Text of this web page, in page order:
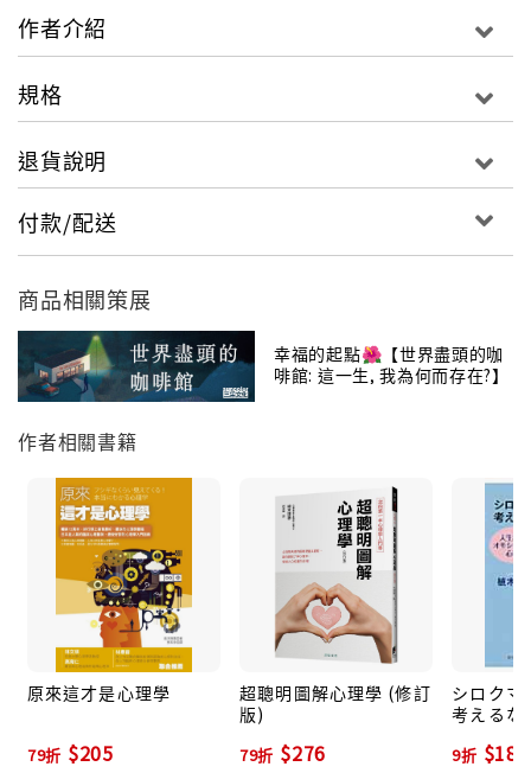
111個將抽象概念視覺化的好懂心理學
解說肉眼看不見的「心理」。111個抽象心理概念化為
從心理學的流派到各家心理學的關鍵概念，完整掌握
本書介紹心理學之父馮德（Wundt）、佛洛伊德、榮格
與其代表的心理學流派的基礎概念。帶你認識現代心理
學的理論與歷史。
認識心理學，讓畫叉的人生打上圈圈
‧訂定心裡也能接受的目標設定方法
年」的目標。結果還是失敗了。
（○）1天運動20分鐘，分割成小目標，建立自我效能感
（信心），更容易瘦身成功！
為什麼有些人就是愛唱反調？
（╳）搞不懂為什麼愈是催小孩寫作業，他愈是不寫。
（○）因為人被命令後自我效能感會降低，為了自我恢
復，會做出抵抗的反應。
了解無力感的來源
（╳）為什麼提不起勁，好無力。
（○）如果遇到無法逃避而且一直持續的困難，人就會將
「無力感」學習起來。
作者介紹
規格
退貨說明
付款/配送
商品相關策展
幸福的起點🌺【世界盡頭的咖
啡館: 這一生, 我為何而存在?】
作者相關書籍
原來這才是心理學
79折 $205
超聰明圖解心理學 (修訂
版)
79折 $276
シロクマ
考えるな
庫)
9折 $189